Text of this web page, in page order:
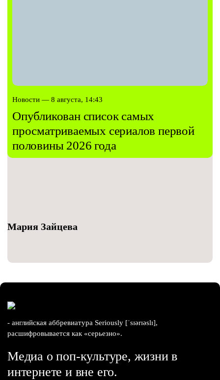
Новости — 8 августа, 14:43
Опубликован список самых
просматриваемых сериалов первой
половины 2026 года
Мария Зайцева
- английская аббревиатура Seriously [ˈsɪərɪəslɪ],
расшифровывается как «серьезно».
Медиа о поп-культуре, жизни в
интернете и вне его.